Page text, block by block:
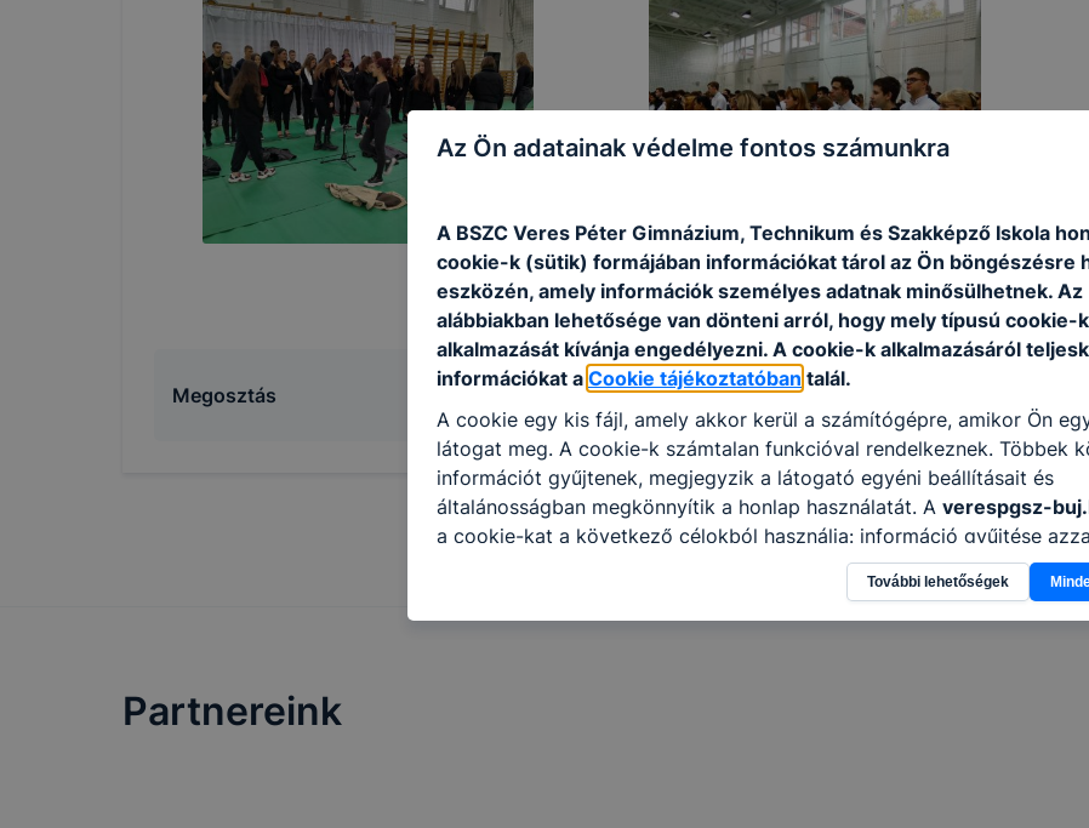
Megosztás
Partnereink
Az Ön adatainak védelme fontos számunkra
A BSZC Veres Péter Gimnázium, Technikum és Szakképző Iskola
cookie-k (sütik) formájában információkat tárol az Ön böngészésre
eszközén, amely információk személyes adatnak minősülhetnek. Az
alábbiakban lehetősége van dönteni arról, hogy mely típusú cookie-k
alkalmazását kívánja engedélyezni. A cookie-k alkalmazásáról
információkat a Cookie tájékoztatóban talál.
A cookie egy kis fájl, amely akkor kerül a számítógépre, amikor Ön
látogat meg. A cookie-k számtalan funkcióval rendelkeznek. Többek
információt gyűjtenek, megjegyzik a látogató egyéni beállításait és
általánosságban megkönnyítik a honlap használatát. A verespgsz-
a cookie-kat a következő célokból használja: információ gyűjtése
kapcsolatban, hogyan használja Ön a honlapot -annak felmérésével,
honlap melyik részeit látogatja, vagy használja leginkább, így
hogyan biztosítsunk Önnek még jobb felhasználói élményt, ha ismét
További lehetőségek